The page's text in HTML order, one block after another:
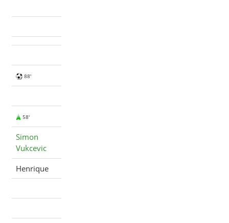
88'
58'
Simon
Vukcevic
Henrique